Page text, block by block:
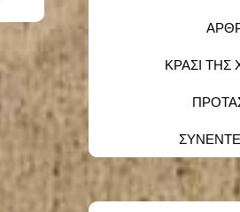
ΚΡΑΣΙ ΤΗΣ